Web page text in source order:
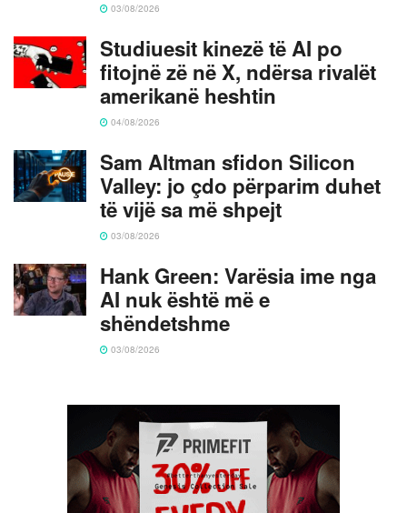
03/08/2026
Studiuesit kinezë të AI po
fitojnë zë në X, ndërsa rivalët
amerikanë heshtin
04/08/2026
Sam Altman sfidon Silicon
Valley: jo çdo përparim duhet
të vijë sa më shpejt
03/08/2026
Hank Green: Varësia ime nga
AI nuk është më e
shëndetshme
03/08/2026